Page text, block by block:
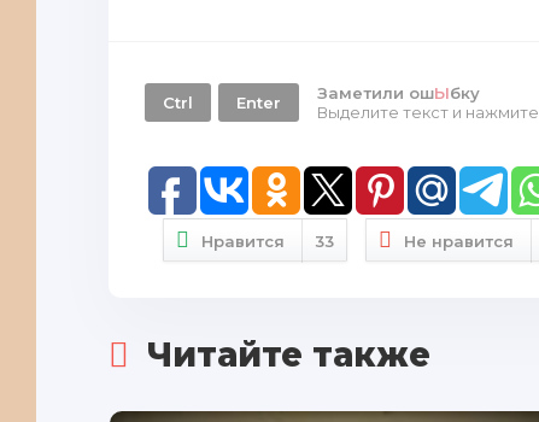
Ctrl Enter Заметили ошЫбку
Выделите текст и нажмите
Нравится 33 Не нравится
Читайте также